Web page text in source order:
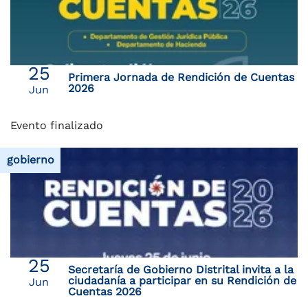
25
Jun
Primera Jornada de Rendición de Cuentas
2026
Evento finalizado
gobierno
25
Jun
Secretaría de Gobierno Distrital invita a la
ciudadanía a participar en su Rendición de
Cuentas 2026